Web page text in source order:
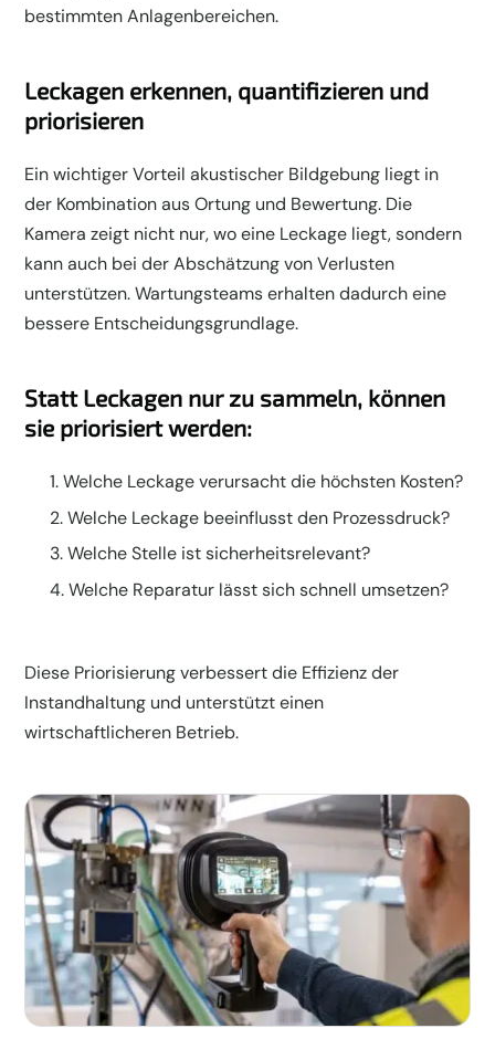
bestimmten Anlagenbereichen.
Leckagen erkennen, quantifizieren und
priorisieren
Ein wichtiger Vorteil akustischer Bildgebung liegt in
der Kombination aus Ortung und Bewertung. Die
Kamera zeigt nicht nur, wo eine Leckage liegt, sondern
kann auch bei der Abschätzung von Verlusten
unterstützen. Wartungsteams erhalten dadurch eine
bessere Entscheidungsgrundlage.
Statt Leckagen nur zu sammeln, können
sie priorisiert werden:
Welche Leckage verursacht die höchsten Kosten?
Welche Leckage beeinflusst den Prozessdruck?
Welche Stelle ist sicherheitsrelevant?
Welche Reparatur lässt sich schnell umsetzen?
Diese Priorisierung verbessert die Effizienz der
Instandhaltung und unterstützt einen
wirtschaftlicheren Betrieb.